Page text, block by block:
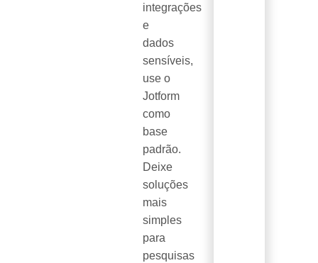
integrações
e
dados
sensíveis,
use o
Jotform
como
base
padrão.
Deixe
soluções
mais
simples
para
pesquisas